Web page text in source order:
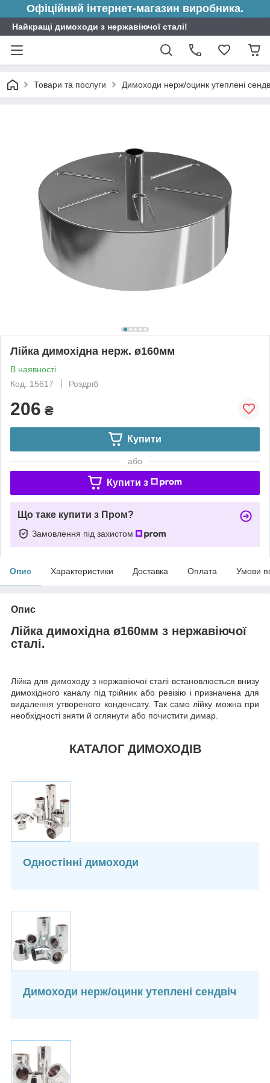
Офіційний інтернет-магазин виробника.
Найкращі димоходи з нержавіючої сталі!
Товари та послуги Димоходи нерж/оцинк утеплені
Лійка димохідна нерж. ø160мм
В наявності
Код: 15617
Роздріб
206 ₴
Купити
або
Купити з
Що таке купити з Пром?
Замовлення під захистом
Опис Характеристики Доставка Оплата Умови
Опис
Лійка димохідна ø160мм з нержавіючої
сталі.
Лійка для димоходу з нержавіючої сталі встановлюється внизу
димохідного каналу під трійник або ревізію і призначена для
видалення утвореного конденсату. Так само лійку можна при
необхідності зняти й оглянути або почистити димар.
КАТАЛОГ ДИМОХОДІВ
Одностінні димоходи
Димоходи нерж/оцинк утеплені сендвіч